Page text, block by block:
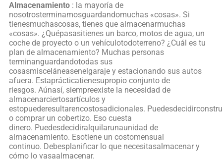
Almacenamiento : la mayoría de
nosotrosterminamosguardandomuchas «cosas». Si
tienesmuchascosas, tienes que almacenarmuchas
«cosas». ¿Quépasasitienes un barco, motos de agua, un
coche de proyecto o un vehículotodoterreno? ¿Cuál es tu
plan de almacenamiento? Muchas personas
terminanguardandotodas sus
cosasmisceláneasenelgaraje y estacionando sus autos
afuera. Estaprácticatienesupropio conjunto de
riesgos. Aúnasí, siempreexiste la necesidad de
almacenarciertosartículos y
estopuederesultarencostosadicionales.
o comprar un cobertizo. Eso cuesta
dinero. Puedesdecidiralquilarunaunidad de
almacenamiento. Esotiene un costomensual
continuo. Debesplanificar lo que necesitasalmacenar y
cómo lo vasaalmacenar.